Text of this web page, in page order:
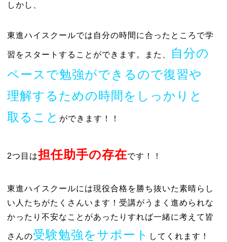
しかし、
東進ハイスクールでは自分の時間に合ったところで学
習をスタートすることができます。また、
自分の
ペースで勉強ができるので復習や
理解するための時間をしっかりと
取ること ができます！！
2つ目は担任助手の存在です！！
東進ハイスクールには現役合格を勝ち抜いた素晴らし
い人たちがたくさんいます！受講がうまく進められな
かったり不安なことがあったりすれば一緒に考えて皆
さんの受験勉強をサポート してくれます！